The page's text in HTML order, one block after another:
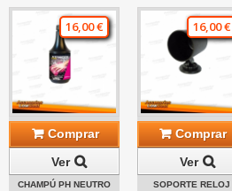
16,00 €
Comprar
Ver
CHAMPÚ PH NEUTRO
16,00 €
Comprar
Ver
SOPORTE RELOJ